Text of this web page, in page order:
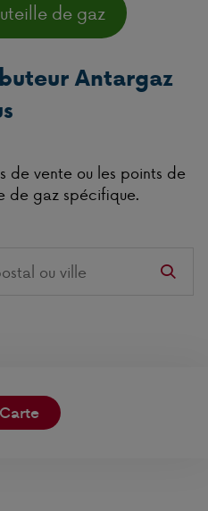
de gaz
Antargaz
de vente ou les points de
de gaz spécifique.
Carte